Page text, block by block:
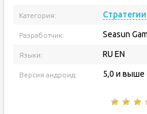
Категория: Стратегии
Разработчик: Seasun
Языки: RU EN
Версия андроид: 5,0 и выше